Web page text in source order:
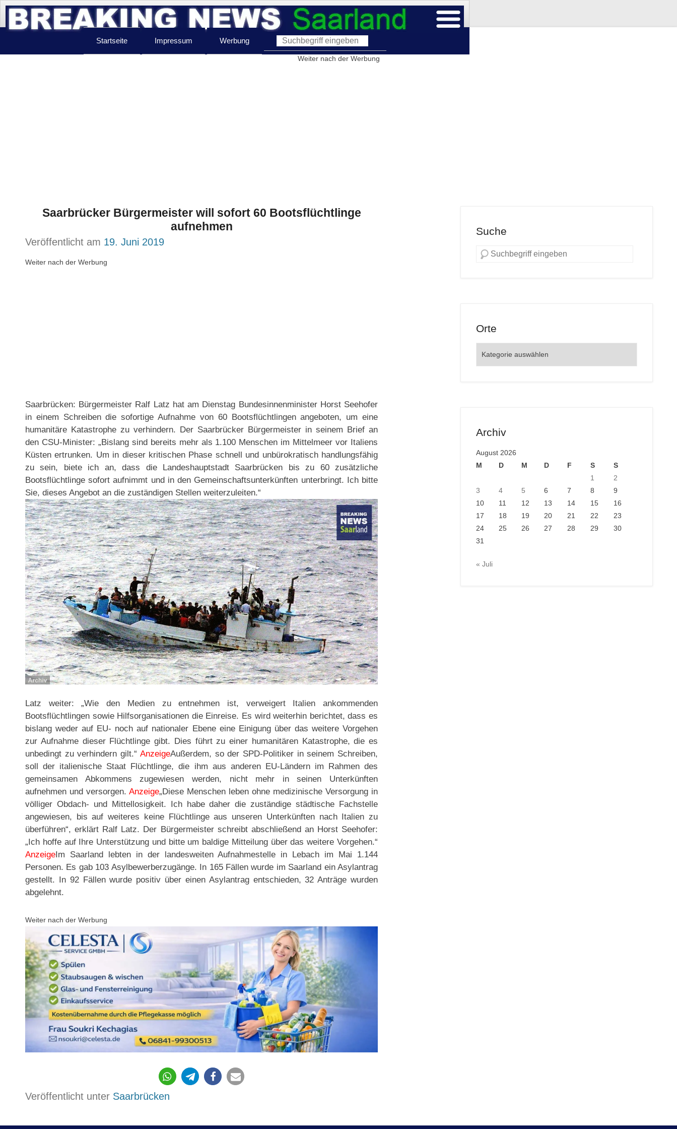
Startseite Impressum Werbung
Weiter nach der Werbung
Saarbrücker Bürgermeister will sofort 60 Bootsflüchtlinge
aufnehmen
Veröffentlicht am 19. Juni 2019
Weiter nach der Werbung
Saarbrücken: Bürgermeister Ralf Latz hat am Dienstag Bundesinnenminister Horst Seehofer
in einem Schreiben die sofortige Aufnahme von 60 Bootsflüchtlingen angeboten, um eine
humanitäre Katastrophe zu verhindern. Der Saarbrücker Bürgermeister in seinem Brief an
den CSU-Minister: „Bislang sind bereits mehr als 1.100 Menschen im Mittelmeer vor Italiens
Küsten ertrunken. Um in dieser kritischen Phase schnell und unbürokratisch handlungsfähig
zu sein, biete ich an, dass die Landeshauptstadt Saarbrücken bis zu 60 zusätzliche
Bootsflüchtlinge sofort aufnimmt und in den Gemeinschaftsunterkünften unterbringt. Ich bitte
Sie, dieses Angebot an die zuständigen Stellen weiterzuleiten.“
Latz weiter: „Wie den Medien zu entnehmen ist, verweigert Italien ankommenden
Bootsflüchtlingen sowie Hilfsorganisationen die Einreise. Es wird weiterhin berichtet, dass es
bislang weder auf EU- noch auf nationaler Ebene eine Einigung über das weitere Vorgehen
zur Aufnahme dieser Flüchtlinge gibt. Dies führt zu einer humanitären Katastrophe, die es
unbedingt zu verhindern gilt.“ AnzeigeAußerdem, so der SPD-Politiker in seinem Schreiben,
soll der italienische Staat Flüchtlinge, die ihm aus anderen EU-Ländern im Rahmen des
gemeinsamen Abkommens zugewiesen werden, nicht mehr in seinen Unterkünften
aufnehmen und versorgen. Anzeige„Diese Menschen leben ohne medizinische Versorgung in
völliger Obdach- und Mittellosigkeit. Ich habe daher die zuständige städtische Fachstelle
angewiesen, bis auf weiteres keine Flüchtlinge aus unseren Unterkünften nach Italien zu
überführen“, erklärt Ralf Latz. Der Bürgermeister schreibt abschließend an Horst Seehofer:
„Ich hoffe auf Ihre Unterstützung und bitte um baldige Mitteilung über das weitere Vorgehen.“
AnzeigeIm Saarland lebten in der landesweiten Aufnahmestelle in Lebach im Mai 1.144
Personen. Es gab 103 Asylbewerberzugänge. In 165 Fällen wurde im Saarland ein Asylantrag
gestellt. In 92 Fällen wurde positiv über einen Asylantrag entschieden, 32 Anträge wurden
abgelehnt.
Weiter nach der Werbung
3766
Veröffentlicht unter Saarbrücken
Suche
Orte
Archiv
August 2026
M
D M D F S
S
1
2
3
4 5 6 7 8
9
10
11 12 13 14 15
16
17
18 19 20 21 22
23
24
25 26 27 28 29
30
31
« Juli